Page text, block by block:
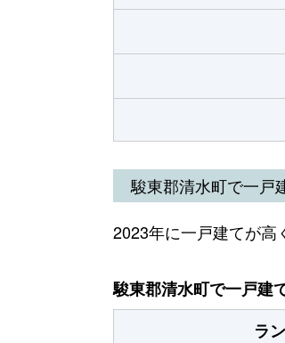
駿東郡清水町で一戸
2023年に一戸建てが高
駿東郡清水町で一戸建
ラ